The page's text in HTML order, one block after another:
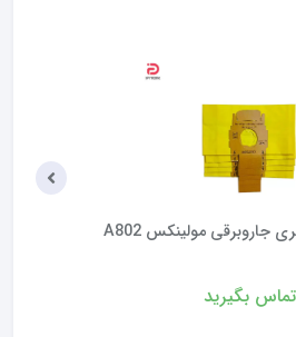
پاکت جاروبرقی تفال رونتا 480
۹۹,۰۰۰